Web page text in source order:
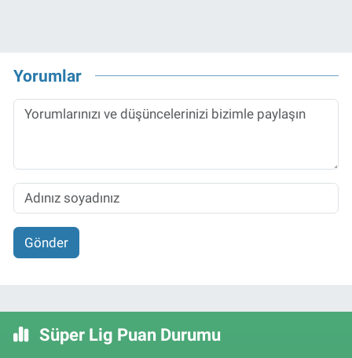
Yorumlar
Gönder
Süper Lig Puan Durumu